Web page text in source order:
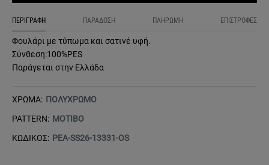
ΠΕΡΙΓΡΑΦΗ ΠΑΡΑΔΟΣΗ ΠΛΗΡΩΜΗ ΕΠΙΣΤΡΟΦΕΣ
Φουλάρι με τύπωμα και σατινέ υφή.
Σύνθεση:100%PES
Παράγεται στην Ελλάδα
ΧΡΩΜΑ: ΠΟΛΥΧΡΩΜΟ
PATTERN: ΜΟΤΙΒΟ
ΚΩΔΙΚΟΣ: PEA-SS26-13331-OS